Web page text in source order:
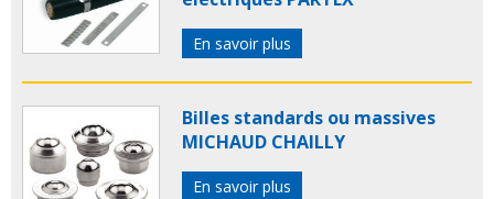
En savoir plus
Billes standards ou massives
MICHAUD CHAILLY
En savoir plus